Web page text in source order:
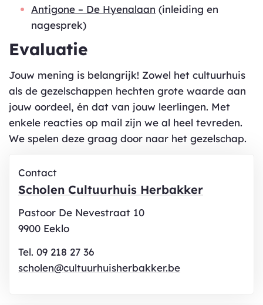
Antigone – De Hyenalaan (inleiding en
nagesprek)
Evaluatie
Jouw mening is belangrijk! Zowel het cultuurhuis
als de gezelschappen hechten grote waarde aan
jouw oordeel, én dat van jouw leerlingen. Met
enkele reacties op mail zijn we al heel tevreden.
We spelen deze graag door naar het gezelschap.
Contact
Scholen Cultuurhuis Herbakker
Adres
Pastoor De Nevestraat 10
,9900 Eeklo
Tel. 09 218 27 36
E-
scholen@cultuurhuisherbakker.be